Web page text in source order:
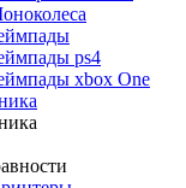
ps4
xbox One